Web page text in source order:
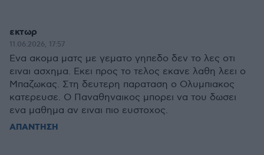
εκτωρ
11.06.2026, 17:57
Ενα ακομα ματς με γεματο γηπεδο δεν το λες οτι
ειναι ασχημα. Εκει προς το τελος εκανε λαθη λεει ο
Μπαζωκας. Στη δευτερη παραταση ο Ολυμπιακος
κατερευσε. Ο Παναθηναικος μπορει να του δωσει
ενα μαθημα αν ειναι πιο ευστοχος.
ΑΠΑΝΤΗΣΗ